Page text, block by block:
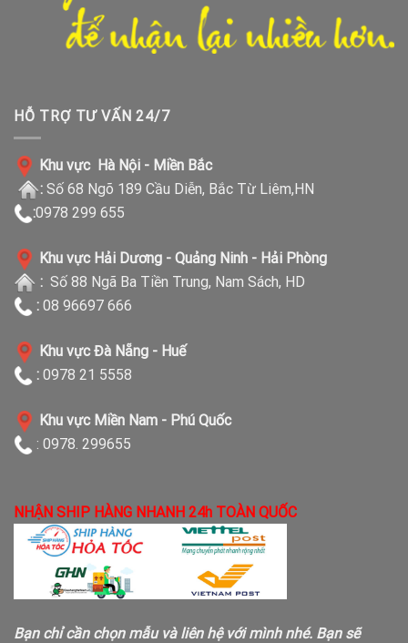
HỖ TRỢ TƯ VẤN 24/7
Khu vực Hà Nội - Miền Bắc
: Số 68 Ngõ 189 Cầu Diễn, Bắc Từ Liêm,HN
:0978 299 655
Khu vực Hải Dương - Quảng Ninh - Hải Phòng
: Số 88 Ngã Ba Tiền Trung, Nam Sách, HD
: 08 96697 666
Khu vực Đà Nẵng - Huế
: 0978 21 5558
Khu vực Miền Nam - Phú Quốc
: 0978. 299655
NHẬN SHIP HÀNG NHANH 24h TOÀN QUỐC
Bạn chỉ cần chọn mẫu và liên hệ với mình nhé. Bạn sẽ